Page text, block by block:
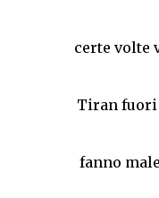
certe volte
Tiran
fanno